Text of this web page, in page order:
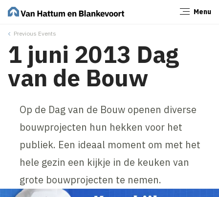
Menu
Previous Events
1 juni 2013 Dag
van de Bouw
Op de Dag van de Bouw openen diverse
bouwprojecten hun hekken voor het
publiek. Een ideaal moment om met het
hele gezin een kijkje in de keuken van
grote bouwprojecten te nemen.
Sluiten